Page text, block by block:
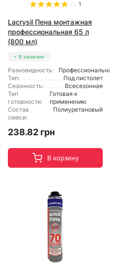
1
Lacrysil Пена монтажная
профессиональная 65 л
(800 мл)
В наличии
Разновидность:
Профессиональная
Тип:
Под пистолет
Сезонность:
Всесезонная
Тип
готовности:
Готовая к
применению
Состав
смеси:
Полиуретановый
238.82 грн
В корзину